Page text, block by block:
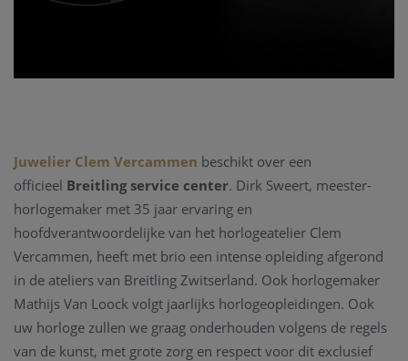
Juwelier Clem Vercammen beschikt over een
officieel Breitling service center. Dirk Sweert, meester-
horlogemaker met 35 jaar ervaring en
hoofdverantwoordelijke van het horlogeatelier Clem
Vercammen, heeft met brio een intense opleiding afgerond
in de ateliers van Breitling Zwitserland. Ook horlogemaker
Mathijs Van Loock volgt jaarlijks horlogeopleidingen. Ook
uw horloge zullen we graag onderhouden volgens de regels
van de kunst, met grote zorg en respect voor dit exclusief